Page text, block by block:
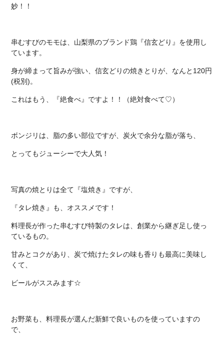
妙！！
串むすびのモモは、山梨県のブランド鶏『信玄どり』を使用し
ています。
身が締まって旨みが強い、信玄どりの焼きとりが、なんと120円
(税別)。
これはもう、『絶食べ』ですよ！！（絶対食べて♡）
ボンジリは、脂の多い部位ですが、炭火で余分な脂が落ち、
とってもジューシーで大人気！
写真の焼とりは全て『塩焼き』ですが、
『タレ焼き』も、オススメです！
料理長が作った串むすび特製のタレは、創業から継ぎ足し使っ
ているもの。
甘みとコクがあり、炭で焼けたタレの味も香りも最高に美味し
くて、
ビールがススみます☆
お野菜も、料理長が選んだ新鮮で良いものを使っていますの
で、